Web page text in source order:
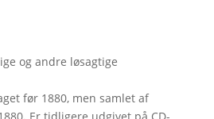
og andre løsagtige
før 1880, men samlet af